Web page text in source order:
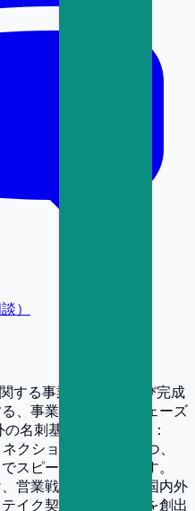
）
する事業は、素材及び完成
、事業の立ち上げフェーズ
名刺基盤／CRM（例：
クションも活用しつつ、
スピーディに進めます。
営業戦略を構築し、国内外
イク契約・販売提携を創出